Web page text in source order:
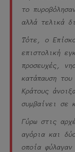
το
αλλά τελικά
Τότε, ο
επιστολική
προσευχές,
κατάπαυση
Κράτους
συμβαίνει σε
Γύρω στις
αγόρια και
οποία